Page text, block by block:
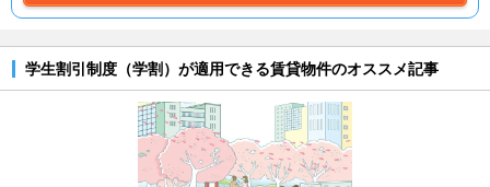
学生割引制度（学割）が適用できる賃貸物件のオススメ記事